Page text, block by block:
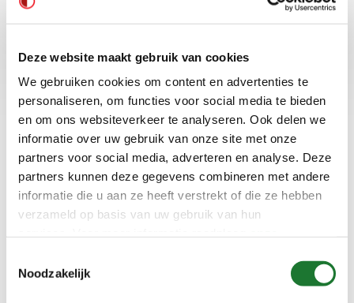
Deze website maakt gebruik van cookies
We gebruiken cookies om content en advertenties te
personaliseren, om functies voor social media te bieden
en om ons websiteverkeer te analyseren. Ook delen we
informatie over uw gebruik van onze site met onze
partners voor social media, adverteren en analyse. Deze
partners kunnen deze gegevens combineren met andere
informatie die u aan ze heeft verstrekt of die ze hebben
verzameld op basis van uw gebruik van hun
Noodzakelijk
Type 2BE1 Type NCB